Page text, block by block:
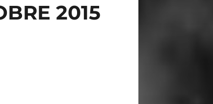
2015